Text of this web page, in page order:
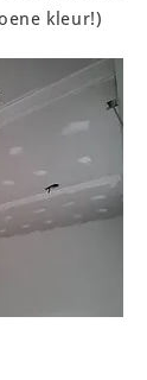
kleur!)